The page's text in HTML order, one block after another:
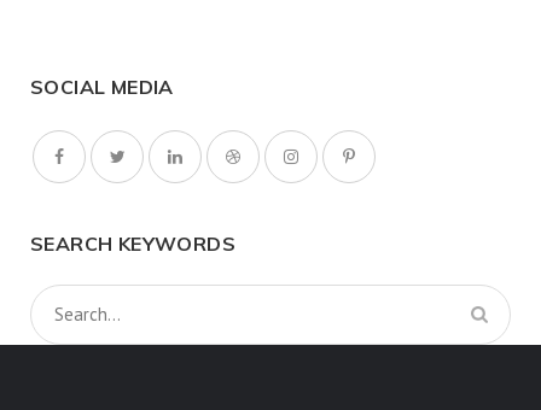
SOCIAL MEDIA
SEARCH KEYWORDS